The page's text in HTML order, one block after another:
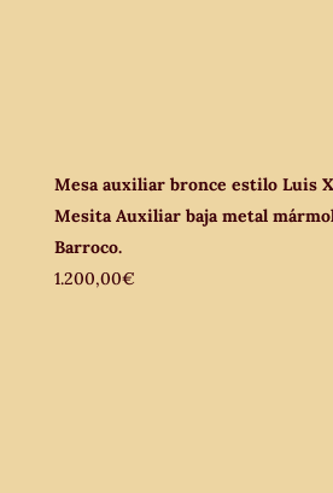
Mesa auxiliar bronce estilo Luis
Mesita Auxiliar baja metal
Barroco.
1.200,00€